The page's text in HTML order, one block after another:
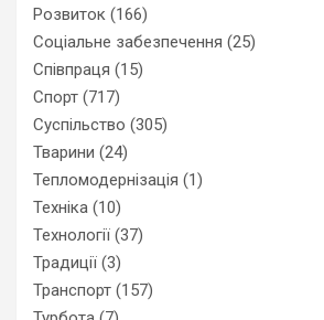
Розвиток (166)
Соціальне забезпечення (25)
Співпраця (15)
Спорт (717)
Суспільство (305)
Тварини (24)
Тепломодернізація (1)
Техніка (10)
Технології (37)
Традиції (3)
Транспорт (157)